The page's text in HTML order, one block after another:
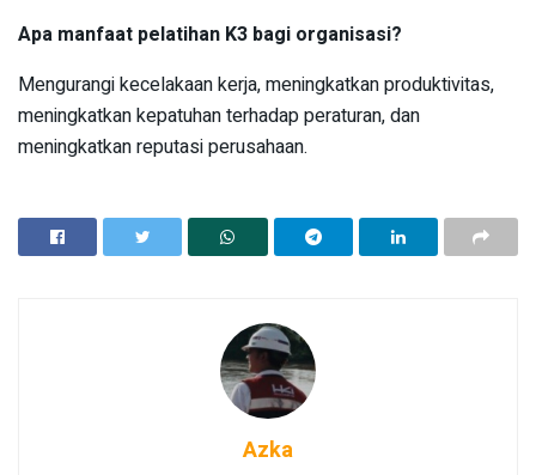
Apa manfaat pelatihan K3 bagi organisasi?
Mengurangi kecelakaan kerja, meningkatkan produktivitas,
meningkatkan kepatuhan terhadap peraturan, dan
meningkatkan reputasi perusahaan.
Azka